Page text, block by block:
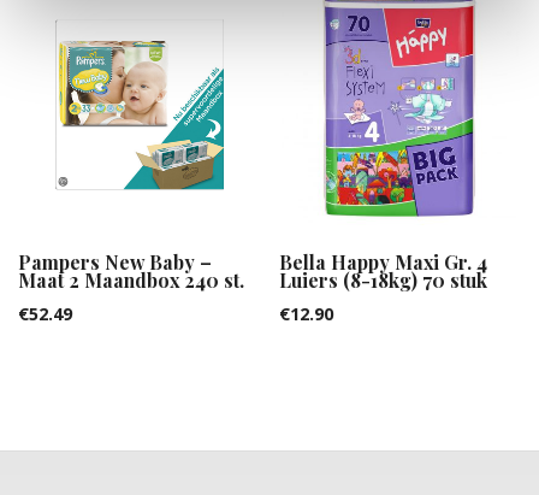
Pampers New Baby –
Maat 2 Maandbox 240 st.
€52.49
Bella Happy Maxi Gr. 4
Luiers (8-18kg) 70 stuk
€12.90